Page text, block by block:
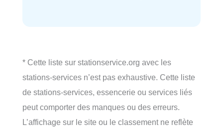
* Cette liste sur stationservice.org avec les
stations-services n’est pas exhaustive. Cette liste
de stations-services, essencerie ou services liés
peut comporter des manques ou des erreurs.
L’affichage sur le site ou le classement ne reflète